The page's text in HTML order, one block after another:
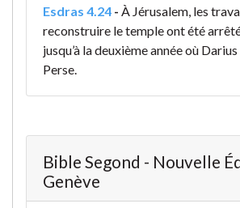
Esdras 4.24 - À Jérusalem, les
reconstruire le temple ont été
jusqu’à la deuxième année où
Perse.
Bible Segond - Nouvelle
Genève